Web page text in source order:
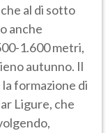
al di sotto
anche
1.600 metri,
autunno. Il
formazione di
Ligure, che